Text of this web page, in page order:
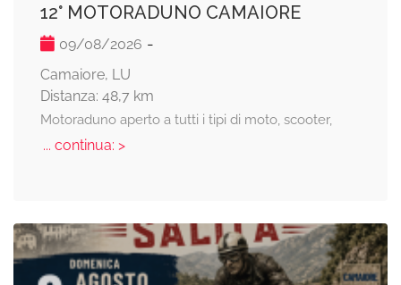
12° MOTORADUNO CAMAIORE
09/08/2026 -
Camaiore, LU
Distanza: 48,7 km
Motoraduno aperto a tutti i tipi di moto, scooter,
... continua: >